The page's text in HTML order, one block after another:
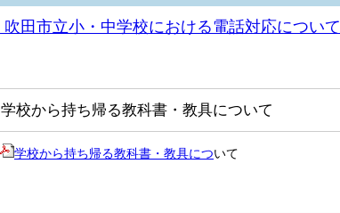
吹田市立小・中学校における電話対応について
学校から持ち帰る教科書・教具について
学校から持ち帰る教科書・教具について